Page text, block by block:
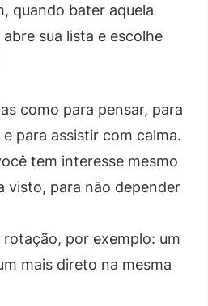
quando bater aquela
sua lista e escolhe
como para pensar, para
para assistir com calma.
tem interesse mesmo
visto, para não depender
por exemplo: um
mais direto na mesma